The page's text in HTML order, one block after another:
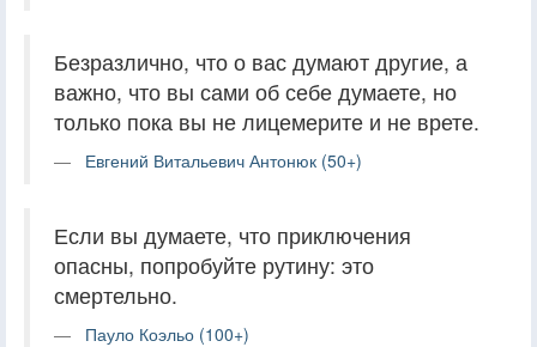
Безразлично, что о вас думают другие, а
важно, что вы сами об себе думаете, но
только пока вы не лицемерите и не врете.
Евгений Витальевич Антонюк (50+)
Если вы думаете, что приключения
опасны, попробуйте рутину: это
смертельно.
Пауло Коэльо (100+)